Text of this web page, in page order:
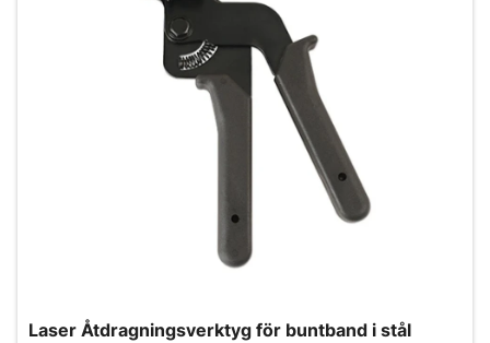
Laser Åtdragningsverktyg för buntband i stål